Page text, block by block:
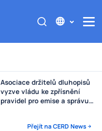
Výzva poškozeným věřitelům
Štěpánek Auto
Přejít na CERD News